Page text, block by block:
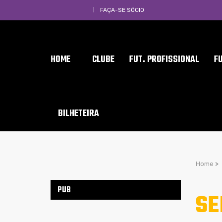
FAÇA-SE SÓCIO
HOME CLUBE FUT. PROFISSIONAL
BILHETEIRA
Home >
PUB